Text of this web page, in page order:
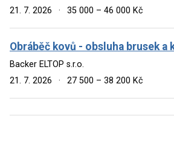
21. 7. 2026
· 35 000 – 46 000 Kč
Obráběč kovů - obsluha brusek a
Backer ELTOP s.r.o.
21. 7. 2026
· 27 500 – 38 200 Kč